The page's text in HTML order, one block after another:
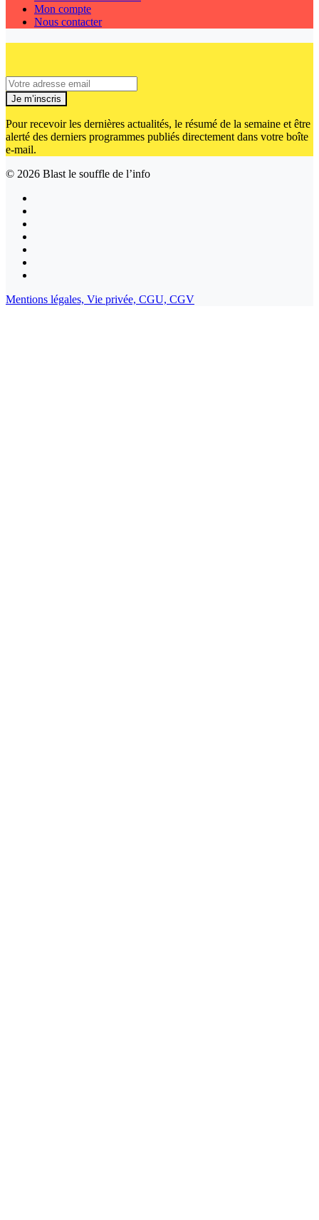
Mon compte
Nous contacter
Je m’inscris
Pour recevoir les dernières actualités, le résumé de la semaine et être
alerté des derniers programmes publiés directement dans votre boîte
e-mail.
© 2026 Blast le souffle de l’info
Mentions légales, Vie privée, CGU, CGV